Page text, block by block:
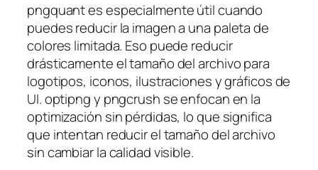
pngquant es especialmente útil cuando
puedes reducir la imagen a una paleta de
colores limitada. Eso puede reducir
drásticamente el tamaño del archivo para
logotipos, iconos, ilustraciones y gráficos de
UI. optipng y pngcrush se enfocan en la
optimización sin pérdidas, lo que significa
que intentan reducir el tamaño del archivo
sin cambiar la calidad visible.